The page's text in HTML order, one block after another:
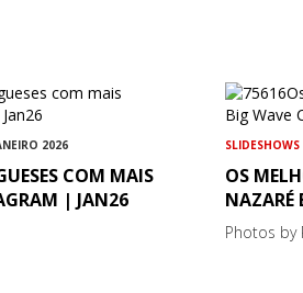
2026
COM MAIS
| JAN26
SLIDESHOWS
OS
NAZARÉ
Photos by